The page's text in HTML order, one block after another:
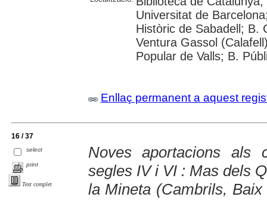
Universitat de
Històric de Sabadell; B.
Ventura Gassol
Popular de Valls; B.
Enllaç permanent a aquest
16 / 37
select
print
Text complet
Noves aportacions als
segles IV i VI : Mas dels
la Mineta (Cambrils, Baix